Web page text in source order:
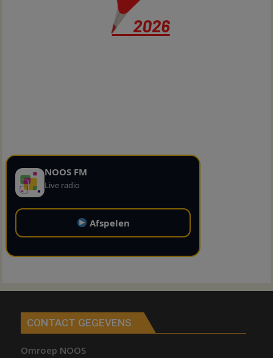
NOOS FM
Live radio
Afspelen
CONTACT GEGEVENS
Omroep NOOS